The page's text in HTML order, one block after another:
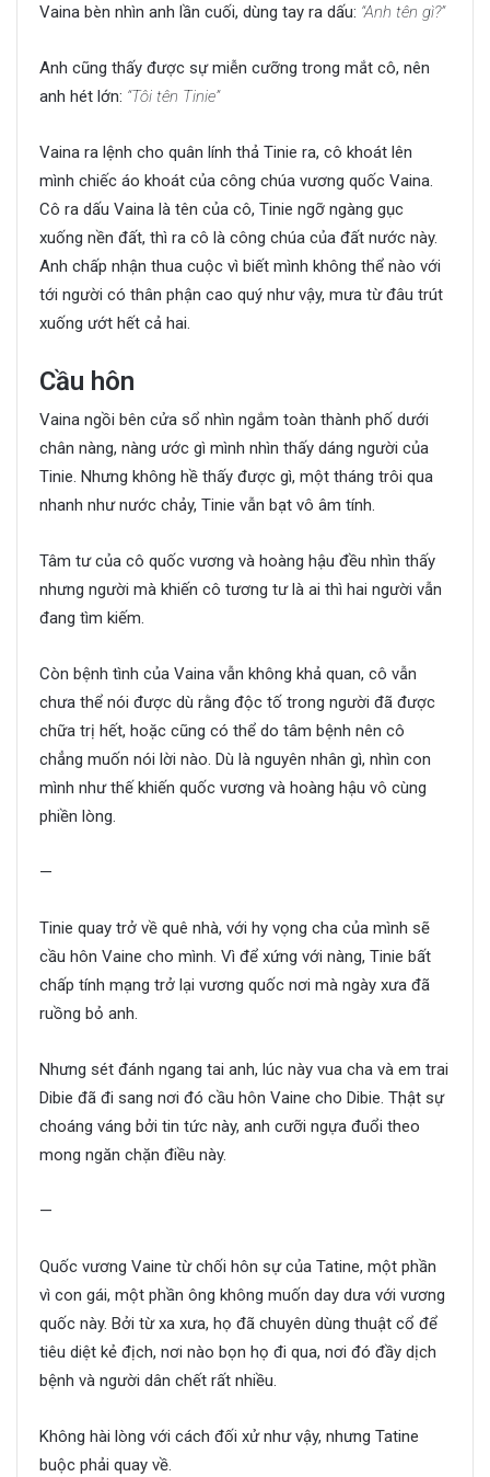
Vaina bèn nhìn anh lần cuối, dùng tay ra dấu: “Anh tên gì?”
Anh cũng thấy được sự miễn cưỡng trong mắt cô, nên
anh hét lớn: “Tôi tên Tinie”
Vaina ra lệnh cho quân lính thả Tinie ra, cô khoát lên
mình chiếc áo khoát của công chúa vương quốc Vaina.
Cô ra dấu Vaina là tên của cô, Tinie ngỡ ngàng gục
xuống nền đất, thì ra cô là công chúa của đất nước này.
Anh chấp nhận thua cuộc vì biết mình không thể nào với
tới người có thân phận cao quý như vậy, mưa từ đâu trút
xuống ướt hết cả hai.
Cầu hôn
Vaina ngồi bên cửa sổ nhìn ngắm toàn thành phố dưới
chân nàng, nàng ước gì mình nhìn thấy dáng người của
Tinie. Nhưng không hề thấy được gì, một tháng trôi qua
nhanh như nước chảy, Tinie vẫn bạt vô âm tính.
Tâm tư của cô quốc vương và hoàng hậu đều nhìn thấy
nhưng người mà khiến cô tương tư là ai thì hai người vẫn
đang tìm kiếm.
Còn bệnh tình của Vaina vẫn không khả quan, cô vẫn
chưa thể nói được dù rằng độc tố trong người đã được
chữa trị hết, hoặc cũng có thể do tâm bệnh nên cô
chẳng muốn nói lời nào. Dù là nguyên nhân gì, nhìn con
mình như thế khiến quốc vương và hoàng hậu vô cùng
phiền lòng.
—
Tinie quay trở về quê nhà, với hy vọng cha của mình sẽ
cầu hôn Vaine cho mình. Vì để xứng với nàng, Tinie bất
chấp tính mạng trở lại vương quốc nơi mà ngày xưa đã
ruồng bỏ anh.
Nhưng sét đánh ngang tai anh, lúc này vua cha và em trai
Dibie đã đi sang nơi đó cầu hôn Vaine cho Dibie. Thật sự
choáng váng bởi tin tức này, anh cưỡi ngựa đuổi theo
mong ngăn chặn điều này.
—
Quốc vương Vaine từ chối hôn sự của Tatine, một phần
vì con gái, một phần ông không muốn day dưa với vương
quốc này. Bởi từ xa xưa, họ đã chuyên dùng thuật cổ để
tiêu diệt kẻ địch, nơi nào bọn họ đi qua, nơi đó đầy dịch
bệnh và người dân chết rất nhiều.
Không hài lòng với cách đối xử như vậy, nhưng Tatine
buộc phải quay về.